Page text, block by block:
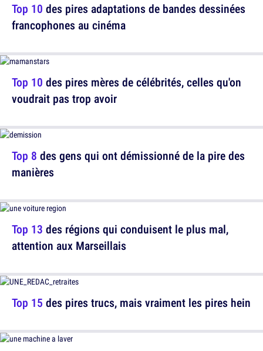
Top 10 des pires mères de célébrités, celles qu'on
voudrait pas trop avoir
Top 13 des régions qui conduisent le plus mal,
attention aux Marseillais
Top 10 des pires adaptations de bandes dessinées
francophones au cinéma
Top 8 des gens qui ont démissionné de la pire des
manières
Top 15 des pires trucs, mais vraiment les pires hein